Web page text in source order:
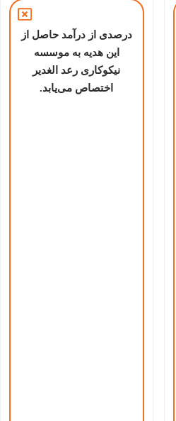
درصدی از درآمد حاصل از
این هدیه به موسسه
نیکوکاری رعد الغدیر
اختصاص می‌یابد.